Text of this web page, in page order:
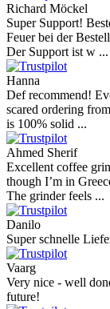
Richard Möckel
Super Support!
Feuer bei der
Der Support ist w ...
Hanna
Def recommend!
scared ordering
is 100% solid ...
Ahmed Sherif
Excellent coffee
though I’m in
The grinder feels ...
Danilo
Super schnelle
Vaarg
Very nice - well
future!